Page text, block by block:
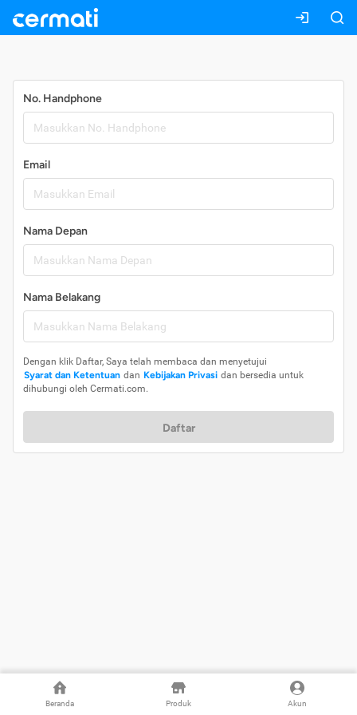
Beranda Produk Akun
No. Handphone
Email
Nama Depan
Nama Belakang
Dengan klik Daftar, Saya telah membaca dan menyetujui
Syarat dan Ketentuan dan Kebijakan Privasi dan bersedia untuk
dihubungi oleh Cermati.com.
Daftar